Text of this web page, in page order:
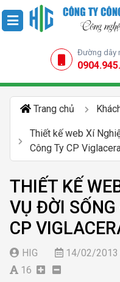
Đường dây
Trang chủ
Thiết kế web Xí
Công Ty CP
THIẾT KẾ
VỤ ĐỜI
CP
HIG 14/02/2013
16